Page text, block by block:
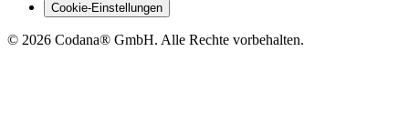
Cookie-Einstellungen
© 2026 Codana® GmbH. Alle Rechte vorbehalten.